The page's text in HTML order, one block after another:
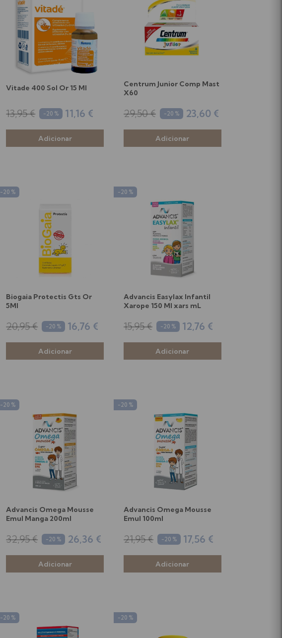
Vitade 400 Sol Or 15 Ml
13,95 € -20 % 11,16 €
Centrum Junior Comp Mast
X60
29,50 € -20 % 23,60 €
-20 %
Biogaia Protectis Gts Or
5Ml
20,95 € -20 % 16,76 €
-20 %
Advancis Easylax Infantil
Xarope 150 Ml xars mL
15,95 € -20 % 12,76 €
-20 %
Advancis Omega Mousse
Emul Manga 200ml
32,95 € -20 % 26,36 €
-20 %
Advancis Omega Mousse
Emul 100ml
21,95 € -20 % 17,56 €
-20 % -20 %